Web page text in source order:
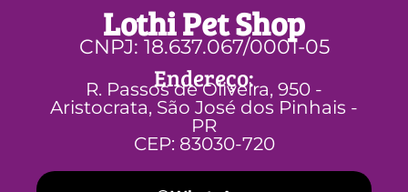
Lothi Pet Shop
CNPJ: 18.637.067/0001-05
Endereço:
R. Passos de Oliveira, 950 -
Aristocrata, São José dos Pinhais -
PR
CEP: 83030-720